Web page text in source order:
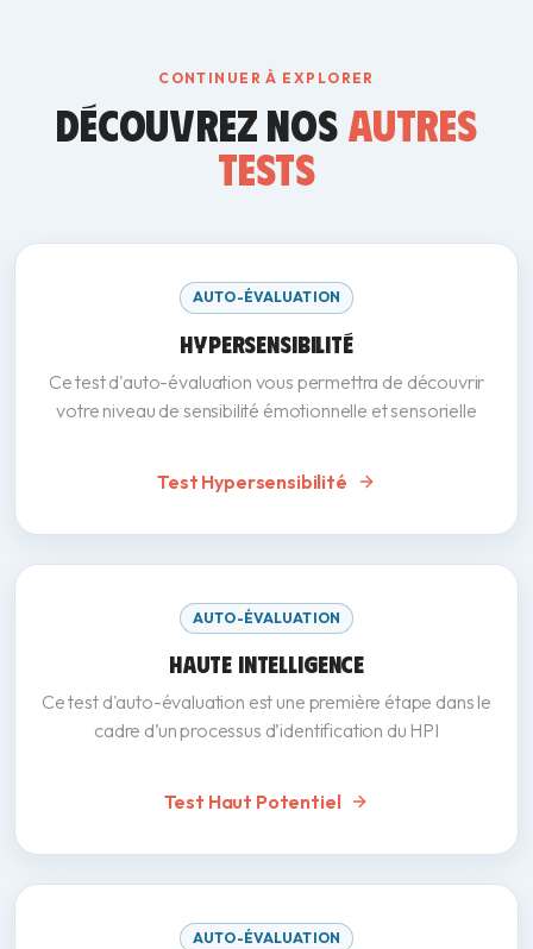
CONTINUER À EXPLORER
DÉCOUVREZ NOS AUTRES
TESTS
AUTO-ÉVALUATION
HYPERSENSIBILITÉ
Ce test d'auto-évaluation vous permettra de découvrir
votre niveau de sensibilité émotionnelle et sensorielle
Test Hypersensibilité
AUTO-ÉVALUATION
HAUTE INTELLIGENCE
Ce test d'auto-évaluation est une première étape dans le
cadre d’un processus d’identification du HPI
Test Haut Potentiel
AUTO-ÉVALUATION